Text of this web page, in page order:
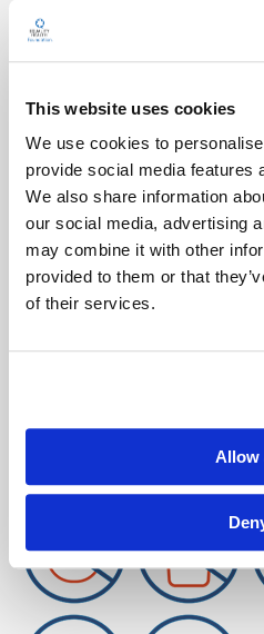
This website uses cookies
We use cookies to
provide social media features
We also share information
our social media, advertising
may combine it with other
provided to them or that
of their services.
Allow
Antes de llegar
30 minutos antes de la
Hidrátese bien
acumular
Enjuáguese la
durante 20-30
cigarrillos
mastique